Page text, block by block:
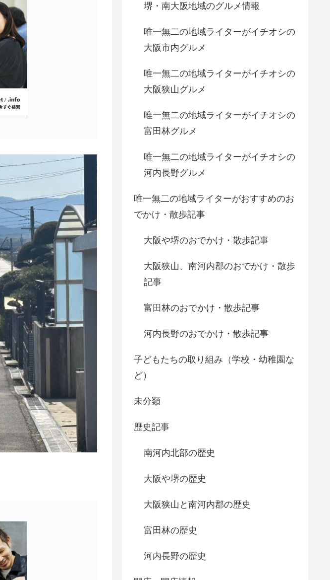
堺・南大阪地域のグルメ情報
唯一無二の地域ライターがイチオシの
大阪市内グルメ
唯一無二の地域ライターがイチオシの
大阪狭山グルメ
唯一無二の地域ライターがイチオシの
富田林グルメ
唯一無二の地域ライターがイチオシの
河内長野グルメ
唯一無二の地域ライターがおすすめのお
でかけ・散歩記事
大阪や堺のおでかけ・散歩記事
大阪狭山、南河内郡のおでかけ・散歩
記事
富田林のおでかけ・散歩記事
河内長野のおでかけ・散歩記事
子どもたちの取り組み（学校・幼稚園な
ど）
未分類
歴史記事
南河内北部の歴史
大阪や堺の歴史
大阪狭山と南河内郡の歴史
富田林の歴史
河内長野の歴史